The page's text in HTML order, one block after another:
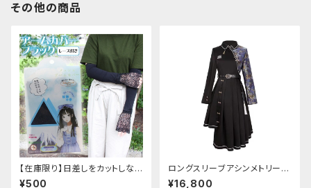
その他の商品
【在庫限り】日差しをカットしな
がら手元もオシャレに♪ UVア
¥500
ロングスリーブアシンメトリーチ
ャイナドレス
¥16,800